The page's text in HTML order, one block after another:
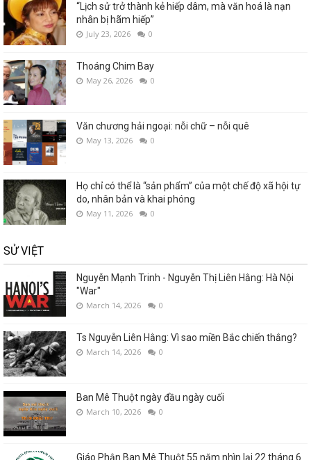
“Lịch sử trở thành kẻ hiếp dâm, mà văn hoá là nạn
nhân bị hãm hiếp”
July 23, 2026 0
Thoáng Chim Bay
May 26, 2026 0
Văn chương hải ngoại: nỗi chữ – nỗi quê
May 13, 2026 0
Họ chỉ có thể là “sản phẩm” của một chế độ xã hội tự
do, nhân bản và khai phóng
May 11, 2026 0
SỬ VIỆT
Nguyễn Mạnh Trinh - Nguyễn Thị Liên Hằng: Hà Nội
"War"
March 14, 2026 0
Ts Nguyễn Liên Hằng: Vì sao miền Bắc chiến thắng?
March 14, 2026 0
Ban Mê Thuột ngày đầu ngày cuối
March 10, 2026 0
Giáo Phận Ban Mê Thuột 55 năm nhìn lại 22 tháng 6